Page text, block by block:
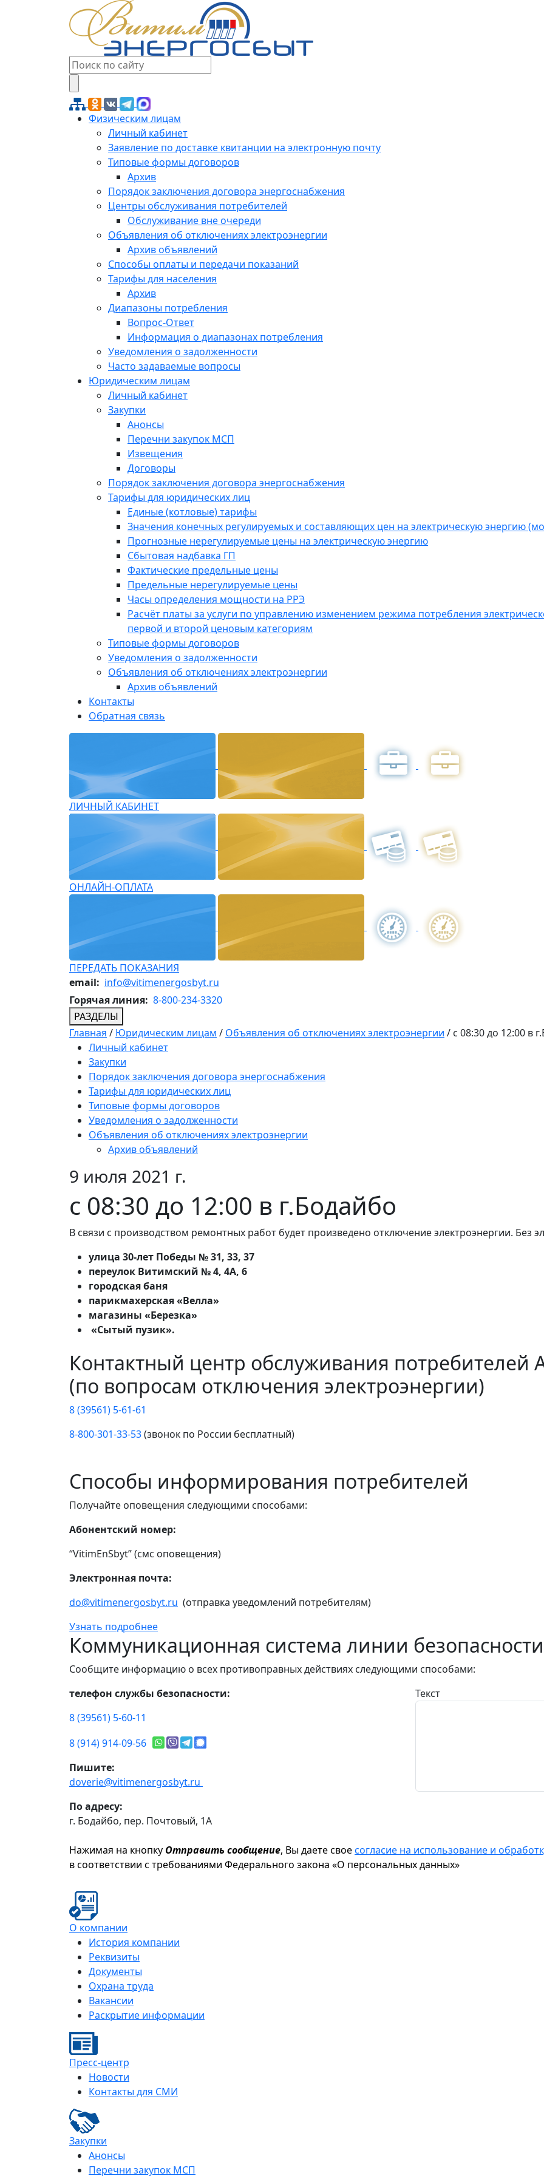
Физическим лицам
Личный кабинет
Заявление по доставке квитанции на электронную почту
Типовые формы договоров
Архив
Порядок заключения договора энергоснабжения
Центры обслуживания потребителей
Обслуживание вне очереди
Объявления об отключениях электроэнергии
Архив объявлений
Способы оплаты и передачи показаний
Тарифы для населения
Архив
Диапазоны потребления
Вопрос-Ответ
Информация о диапазонах потребления
Уведомления о задолженности
Часто задаваемые вопросы
Юридическим лицам
Личный кабинет
Закупки
Анонсы
Перечни закупок МСП
Извещения
Договоры
Порядок заключения договора энергоснабжения
Тарифы для юридических лиц
Единые (котловые) тарифы
Значения конечных регулируемых и составляющих цен на электрическую энергию
Прогнозные нерегулируемые цены на электрическую энергию
Сбытовая надбавка ГП
Фактические предельные цены
Предельные нерегулируемые цены
Часы определения мощности на РРЭ
Расчёт платы за услуги по управлению изменением режима потребления
первой и второй ценовым категориям
Типовые формы договоров
Уведомления о задолженности
Объявления об отключениях электроэнергии
Архив объявлений
Контакты
Обратная связь
ЛИЧНЫЙ КАБИНЕТ
ОНЛАЙН-ОПЛАТА
ПЕРЕДАТЬ ПОКАЗАНИЯ
email: info@vitimenergosbyt.ru
Горячая линия: 8-800-234-3320
РАЗДЕЛЫ
Главная / Юридическим лицам / Объявления об отключениях электроэнергии / с 08:30 до 12:00 в
Личный кабинет
Закупки
Порядок заключения договора энергоснабжения
Тарифы для юридических лиц
Типовые формы договоров
Уведомления о задолженности
Объявления об отключениях электроэнергии
Архив объявлений
9 июля 2021 г.
с 08:30 до 12:00 в г.Бодайбо
В связи с производством ремонтных работ будет произведено отключение электроэнергии. Без
улица 30-лет Победы № 31, 33, 37
переулок Витимский № 4, 4А, 6
городская баня
парикмахерская «Велла»
магазины «Березка»
«Сытый пузик».
Контактный центр обслуживания потребителей
(по вопросам отключения электроэнергии)
8 (39561) 5-61-61
8-800-301-33-53(звонок по России бесплатный)
Способы информирования потребителей
Получайте оповещения следующими способами:
Абонентский номер:
“VitimEnSbyt” (смс оповещения)
Электронная почта:
do@vitimenergosbyt.ru (отправка уведомлений потребителям)
Узнать подробнее
Коммуникационная система линии безопасности
Сообщите информацию о всех противоправных действиях следующими способами:
телефон службы безопасности:
8 (39561) 5-60-11
8 (914) 914-09-56
Пишите:
doverie@vitimenergosbyt.ru
По адресу:
г. Бодайбо, пер. Почтовый, 1А
Текст
Нажимая на кнопку Отправить сообщение, Вы даете своесогласие на использование и
в соответствии с требованиями Федерального закона «О персональных данных»
О компании
История компании
Реквизиты
Документы
Охрана труда
Вакансии
Раскрытие информации
Пресс-центр
Новости
Контакты для СМИ
Закупки
Анонсы
Перечни закупок МСП